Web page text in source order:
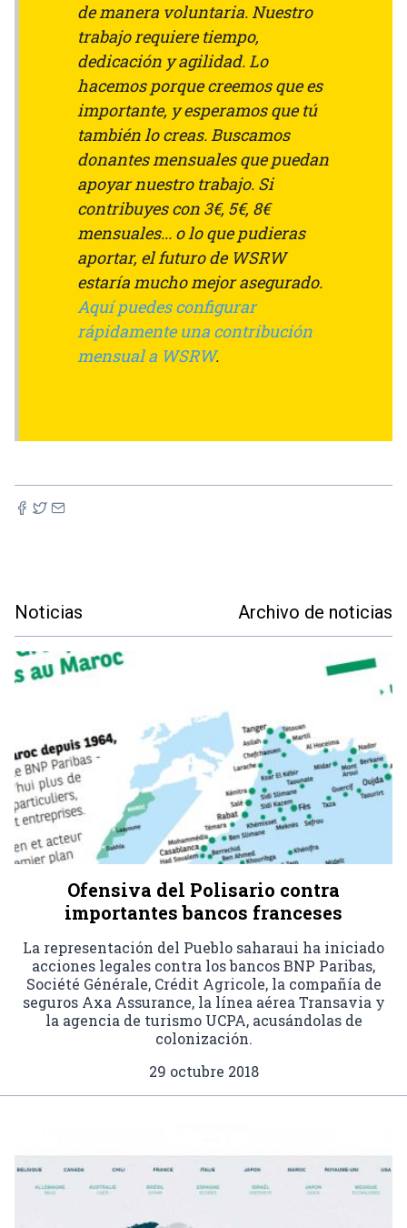
de manera voluntaria. Nuestro
trabajo requiere tiempo,
dedicación y agilidad. Lo
hacemos porque creemos que es
importante, y esperamos que tú
también lo creas. Buscamos
donantes mensuales que puedan
apoyar nuestro trabajo. Si
contribuyes con 3€, 5€, 8€
mensuales... o lo que pudieras
aportar, el futuro de WSRW
estaría mucho mejor asegurado.
Aquí puedes configurar
rápidamente una contribución
mensual a WSRW.
Noticias Archivo de noticias
Ofensiva del Polisario contra
importantes bancos franceses
La representación del Pueblo saharaui ha iniciado
acciones legales contra los bancos BNP Paribas,
Société Générale, Crédit Agricole, la compañía de
seguros Axa Assurance, la línea aérea Transavia y
la agencia de turismo UCPA, acusándolas de
colonización.
29 octubre 2018